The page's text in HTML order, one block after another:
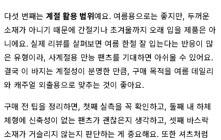
다섯 번째는 계절 활용 범위 예요. 여름용으로는 좋지만, 두꺼운
소재가 아니기 때문에 간절기나 초겨울까지 오래 입을 제품은 아
니에요. 실제 리뷰를 살펴보면 여름 한철 잘 입는다는 반응이 많
은 유형이라, 사계절용 만능 팬츠를 기대하면 아쉬울 수 있어요.
결국 이 바지는 계절성이 분명한 만큼, 구매 목적을 여름 데일리
와 캐주얼 외출용으로 맞추는 것이 좋아요.
구매 전 팁을 정리하면, 첫째 실측을 꼭 확인하고, 둘째 내 하체
체형에 신축성이 없는 팬츠가 괜찮은지 생각하고, 셋째 바스락
소재가 거슬리지 않는지 판단하는 게 중요해요. 또한 셔츠처럼